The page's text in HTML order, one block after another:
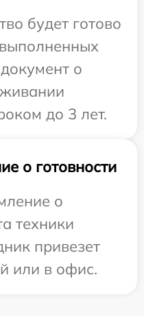
будет готово
о
до 3 лет.
о готовности
о
техники
привезет
или в офис.